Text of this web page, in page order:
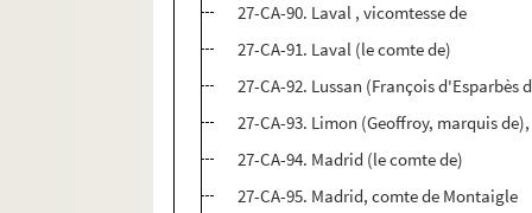
27-CA-90. Laval , vicomtesse de
27-CA-91. Laval (le comte de)
27-CA-92. Lussan (François d'Esparbès
27-CA-93. Limon (Geoffroy, marquis
27-CA-94. Madrid (le comte de)
27-CA-95. Madrid, comte de Montaigle